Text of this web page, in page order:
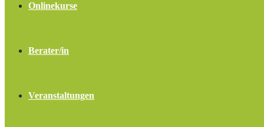
Onlinekurse
Berater/in
Veranstaltungen